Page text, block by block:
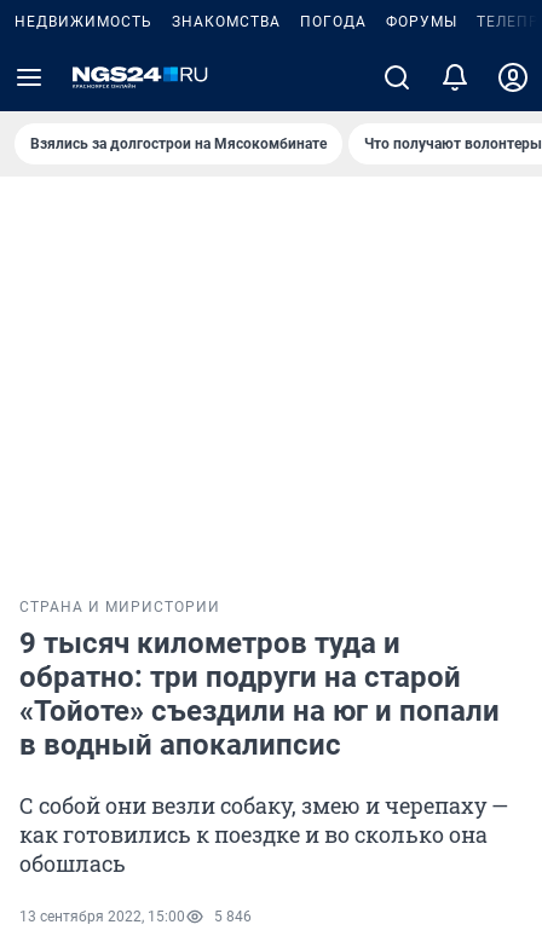
НЕДВИЖИМОСТЬ ЗНАКОМСТВА ПОГОДА ФОРУМЫ
Взялись за долгострои на Мясокомбинате Что получают
СТРАНА И МИР ИСТОРИИ
9 тысяч километров туда и
обратно: три подруги на старой
«Тойоте» съездили на юг и попали
в водный апокалипсис
С собой они везли собаку, змею и черепаху —
как готовились к поездке и во сколько она
обошлась
13 сентября 2022, 15:00 5 846